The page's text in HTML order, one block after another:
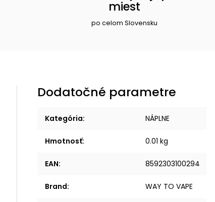
miest
po celom Slovensku
Dodatočné parametre
Kategória: NÁPLNE
Hmotnosť: 0.01 kg
EAN: 8592303100294
Brand: WAY TO VAPE